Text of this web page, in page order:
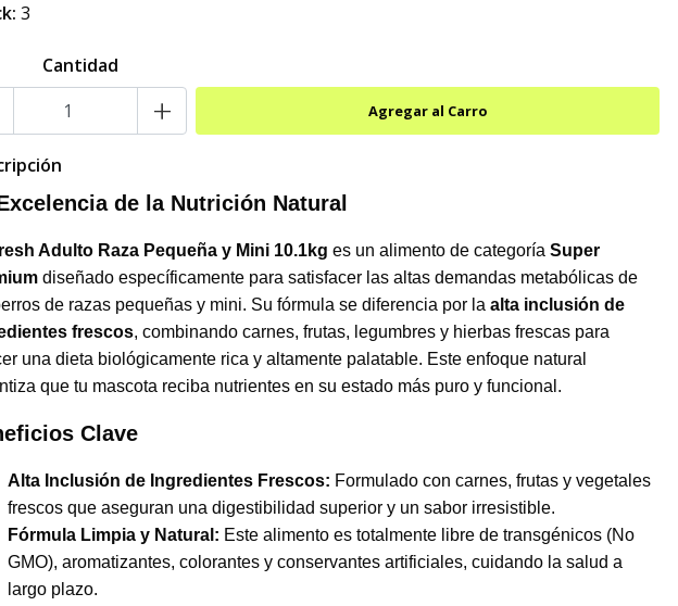
3
Cantidad
+
de la Nutrición Natural
Adulto Raza Pequeña y Mini 10.1kg es un alimento de categoría Super
diseñado específicamente para satisfacer las altas demandas metabólicas de
de razas pequeñas y mini. Su fórmula se diferencia por la alta inclusión de
frescos, combinando carnes, frutas, legumbres y hierbas frescas para
una dieta biológicamente rica y altamente palatable. Este enfoque natural
que tu mascota reciba nutrientes en su estado más puro y funcional.
Clave
Alta Inclusión de Ingredientes Frescos: Formulado con carnes, frutas y vegetales
frescos que aseguran una digestibilidad superior y un sabor irresistible.
Fórmula Limpia y Natural: Este alimento es totalmente libre de transgénicos (No
GMO), aromatizantes, colorantes y conservantes artificiales, cuidando la salud a
largo plazo.